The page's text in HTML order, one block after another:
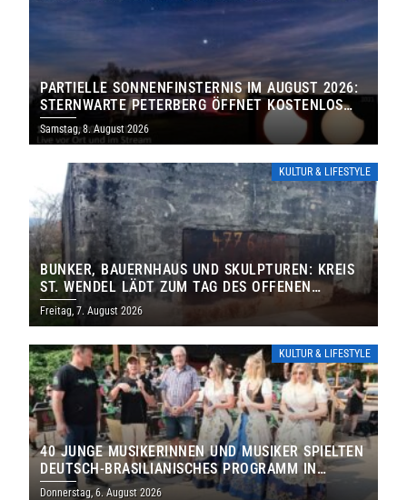
PARTIELLE SONNENFINSTERNIS IM AUGUST 2026:
STERNWARTE PETERBERG ÖFFNET KOSTENLOS
IHRE TORE
Samstag, 8. August 2026
KULTUR & LIFESTYLE
BUNKER, BAUERNHAUS UND SKULPTUREN: KREIS
ST. WENDEL LÄDT ZUM TAG DES OFFENEN
DENKMALS EIN
Freitag, 7. August 2026
KULTUR & LIFESTYLE
40 JUNGE MUSIKERINNEN UND MUSIKER SPIELTEN
DEUTSCH-BRASILIANISCHES PROGRAMM IN
THOLEY
Donnerstag, 6. August 2026